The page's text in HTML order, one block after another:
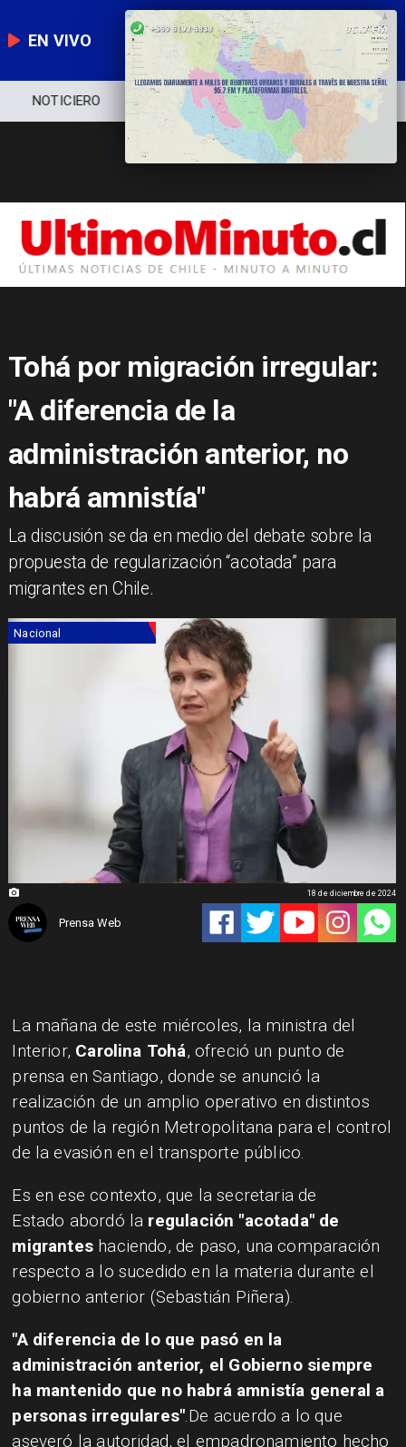
EN VIVO
NOTICIERO POLÍTICA ECONOMÍA
Tohá por migración irregular:
"A diferencia de la
administración anterior, no
habrá amnistía"
La discusión se da en medio del debate sobre la
propuesta de regularización “acotada” para
migrantes en Chile.
Nacional
Prensa Web
18 de diciembre de 2024
La mañana de este miércoles, la ministra del
Interior, Carolina Tohá, ofreció un punto de
prensa en Santiago, donde se anunció la
realización de un amplio operativo en distintos
puntos de la región Metropolitana para el control
de la evasión en el transporte público.
Es en ese contexto, que la secretaria de
Estado abordó la regulación "acotada" de
migrantes haciendo, de paso, una comparación
respecto a lo sucedido en la materia durante el
gobierno anterior (Sebastián Piñera).
​"A diferencia de lo que pasó en la
administración anterior, el Gobierno siempre
ha mantenido que no habrá amnistía general a
personas irregulares".De acuerdo a lo que
aseveró la autoridad, el empadronamiento hecho